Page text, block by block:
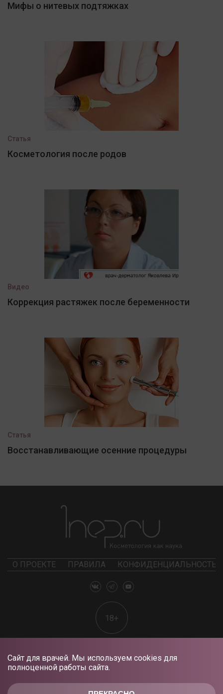
Сайт для врачей. Мы используем cookies для
полноценной работы сайта.
Мифы о нитевых подтяжках
Статья
Косметология после родов
Видео
Коррекция растяжек после беременности
Статья
Восстанавливающие осенние процедуры
О ПРОЕКТЕ ПРАВИЛА КОНФИДЕНЦИАЛЬНОСТЬ
18+